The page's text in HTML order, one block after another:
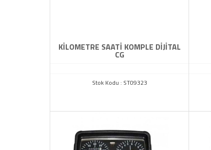
KİLOMETRE SAATİ KOMPLE DİJİTAL
CG
Stok Kodu : ST09323